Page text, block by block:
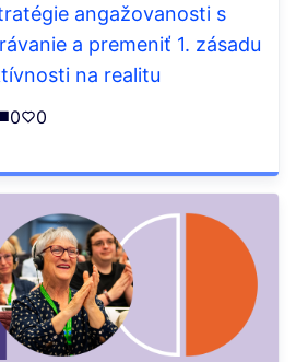
angažovanosti s
a premeniť 1. zásadu
na realitu
0 0